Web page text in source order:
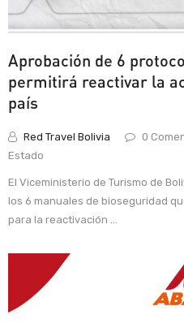
Aprobación de 6
permitirá reactivar la
país
Red Travel Bolivia 0
Estado
El Viceministerio de Turismo de
los 6 manuales de bioseguridad
para la reactivación ...